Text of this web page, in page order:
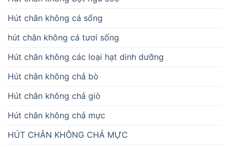
Hút chân không cá sống
hút chân không cá tươi sống
Hút chân không các loại hạt dinh dưỡng
Hút chân không chả bò
Hút chân không chả giò
Hút chân không chả mực
HÚT CHÂN KHÔNG CHẢ MỰC